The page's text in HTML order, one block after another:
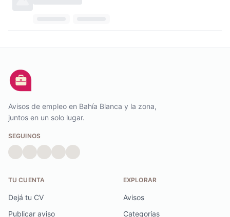
Avisos de empleo en Bahía Blanca y la zona,
juntos en un solo lugar.
SEGUINOS
TU CUENTA
Dejá tu CV
Publicar aviso
EXPLORAR
Avisos
Categorías